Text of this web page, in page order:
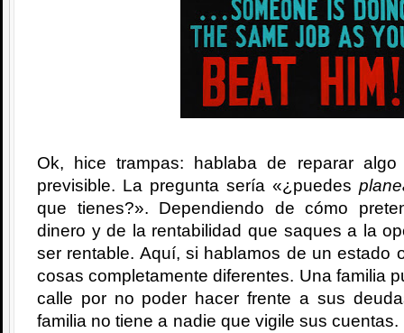
Ok, hice trampas: hablaba de reparar
previsible. La pregunta sería «¿puedes
que tienes?». Dependiendo de cómo
dinero y de la rentabilidad que saques a la
ser rentable. Aquí, si hablamos de un estado
cosas completamente diferentes. Una familia
calle por no poder hacer frente a sus
familia no tiene a nadie que vigile sus